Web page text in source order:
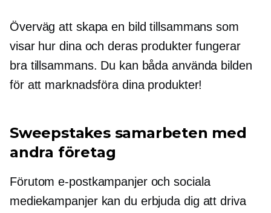
Överväg att skapa en bild tillsammans som
visar hur dina och deras produkter fungerar
bra tillsammans. Du kan båda använda bilden
för att marknadsföra dina produkter!
Sweepstakes samarbeten med
andra företag
Förutom e-postkampanjer och sociala
mediekampanjer kan du erbjuda dig att driva